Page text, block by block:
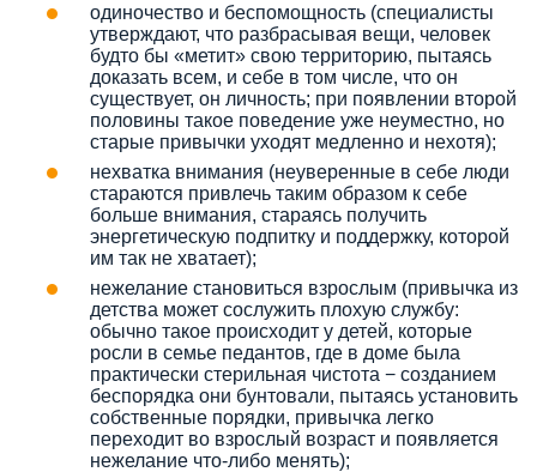
одиночество и беспомощность (специалисты
утверждают, что разбрасывая вещи, человек
будто бы «метит» свою территорию, пытаясь
доказать всем, и себе в том числе, что он
существует, он личность; при появлении второй
половины такое поведение уже неуместно, но
старые привычки уходят медленно и нехотя);
нехватка внимания (неуверенные в себе люди
стараются привлечь таким образом к себе
больше внимания, стараясь получить
энергетическую подпитку и поддержку, которой
им так не хватает);
нежелание становиться взрослым (привычка из
детства может сослужить плохую службу:
обычно такое происходит у детей, которые
росли в семье педантов, где в доме была
практически стерильная чистота − созданием
беспорядка они бунтовали, пытаясь установить
собственные порядки, привычка легко
переходит во взрослый возраст и появляется
нежелание что-либо менять);